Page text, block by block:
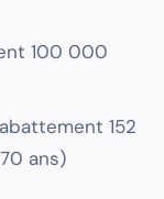
100 000
152
ans)